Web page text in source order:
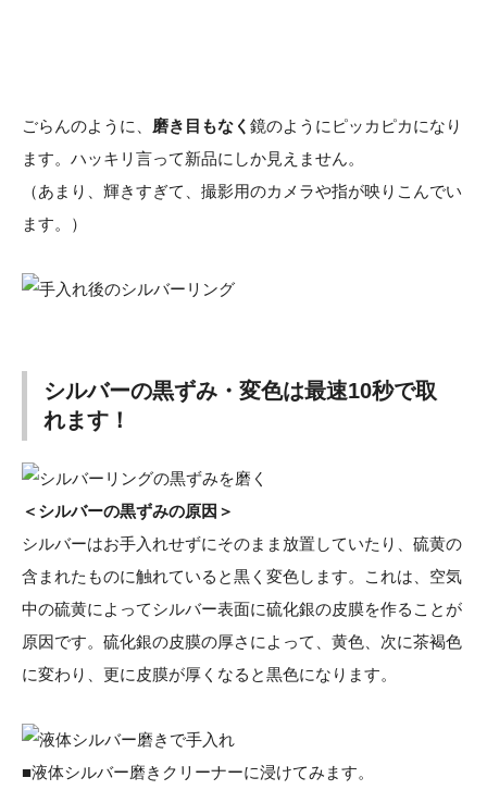
ごらんのように、 磨き目もなく 鏡のようにピッカピカになり
ます。ハッキリ言って新品にしか見えません。
（あまり、輝きすぎて、撮影用のカメラや指が映りこんでい
ます。）
シルバーの黒ずみ・変色は最速10秒で取
れます！
＜シルバーの黒ずみの原因＞
シルバーはお手入れせずにそのまま放置していたり、硫黄の
含まれたものに触れていると黒く変色します。これは、空気
中の硫黄によってシルバー表面に硫化銀の皮膜を作ることが
原因です。硫化銀の皮膜の厚さによって、黄色、次に茶褐色
に変わり、更に皮膜が厚くなると黒色になります。
■液体シルバー磨きクリーナーに浸けてみます。